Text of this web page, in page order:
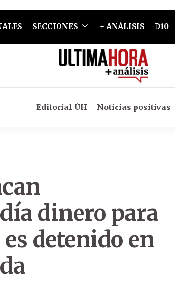
SECCIONES + ANÁLISIS D10
Editorial ÚH Noticias positivas
dinero para
detenido en